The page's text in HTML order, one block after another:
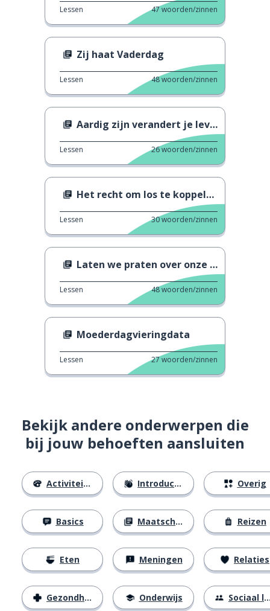
Lessen 47woorden/zinnen
Zij haat Vaderdag
Lessen 48woorden/zinnen
Aardig zijn verandert je leven
Lessen 26woorden/zinnen
Het recht om los te koppelen
Lessen 30woorden/zinnen
Laten we praten over onze vader
Lessen 48woorden/zinnen
Moederdagvieringdata
Lessen 27woorden/zinnen
Bekijk andere onderwerpen die
bij jouw behoeften aansluiten
Activiteiten
Basics
Eten
Gezondheid
Introducties
Maatschappij
Meningen
Onderwijs
Overig
Reizen
Relaties
Sociaal leven